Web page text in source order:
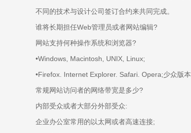
不同的技术与设计公司签订合约来共同完成。
谁将长期担任Web管理员或者网站编辑?
网站支持何种操作系统和浏览器?
•Windows, Macintosh, UNIX, Linux;
•Firefox. Internet Explorer. Safari. Opera;少众版本
常规网站访问者的网络带宽是多少?
内部受众或者大部分外部受众:
企业办公室常用的以太网或者高速连接;